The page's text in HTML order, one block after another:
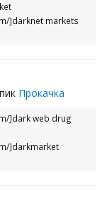
]darknet markets
Прокачка
]dark web drug
]darkmarket